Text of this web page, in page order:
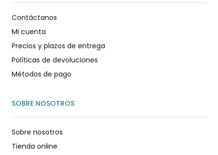
Contáctanos
Mi cuenta
Precios y plazos de entrega
Políticas de devoluciones
Métodos de pago
SOBRE NOSOTROS
Sobre nosotros
Tienda online